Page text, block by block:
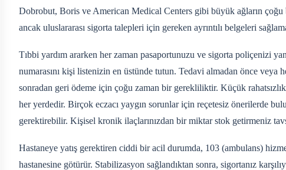
Dobrobut, Boris ve American Medical Centers gibi büyük ağların çoğu
ancak uluslararası sigorta talepleri için gereken ayrıntılı belgeleri
Tıbbi yardım ararken her zaman pasaportunuzu ve sigorta poliçenizi
numarasını kişi listenizin en üstünde tutun. Tedavi almadan önce veya
sonradan geri ödeme için çoğu zaman bir gerekliliktir. Küçük
her yerdedir. Birçok eczacı yaygın sorunlar için reçetesiz önerilerde
gerektirebilir. Kişisel kronik ilaçlarınızdan bir miktar stok getirmeniz
Hastaneye yatış gerektiren ciddi bir acil durumda, 103 (ambulans)
hastanesine götürür. Stabilizasyon sağlandıktan sonra, sigortanız